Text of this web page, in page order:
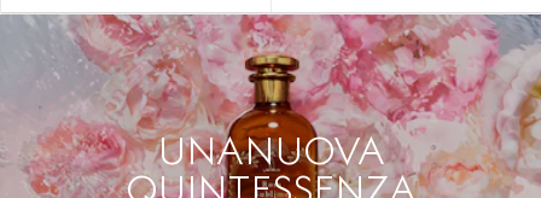
UNA NUOVA